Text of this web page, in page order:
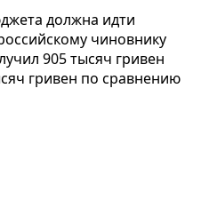
должна идти
чиновнику
905 тысяч гривен
гривен по сравнению